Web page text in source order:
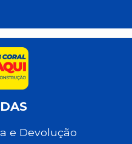
e Devolução